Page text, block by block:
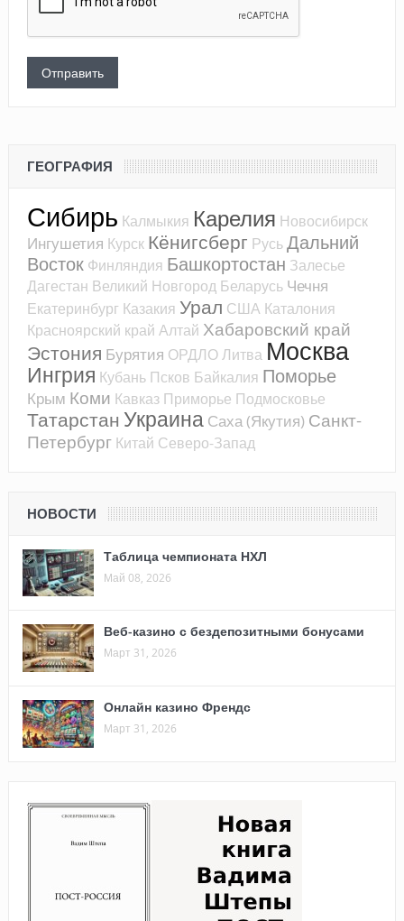
ГЕОГРАФИЯ
Сибирь Калмыкия Карелия Новосибирск
Ингушетия Курск Кёнигсберг РусьДальний
Восток Финляндия Башкортостан Залесье
Дагестан Великий Новгород Беларусь Чечня
Екатеринбург Казакия Урал США Каталония
Красноярский край Алтай Хабаровский край
Эстония Бурятия ОРДЛОЛитва Москва
Ингрия Кубань Псков Байкалия Поморье
Крым Коми Кавказ Приморье Подмосковье
Татарстан Украина Саха (Якутия) Санкт-
Петербург Китай Северо-Запад
НОВОСТИ
Таблица чемпионата НХЛ
Май 08, 2026
Веб-казино с бездепозитными бонусами
Март 31, 2026
Онлайн казино Френдс
Март 31, 2026